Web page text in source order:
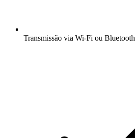
Transmissão via Wi-Fi ou Bluetooth